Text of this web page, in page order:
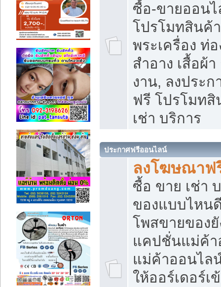
ซื้อ-ขายออน
โปรโมทสินค้
พระเครื่อง ท่อ
สำอาง เสื้อผ้
งาน, ลงประ
ฟรี โปรโมท
เช่า บริการ
ประกาศฟรีออนไลน์
ลงโฆษณาฟ
ซื้อ ขาย เช่า
ของแบบไหน
โพสขายของยั
แคปชั่นแม่ค้
แม่ค้าออนไล
ให้ออร์เดอร์เ